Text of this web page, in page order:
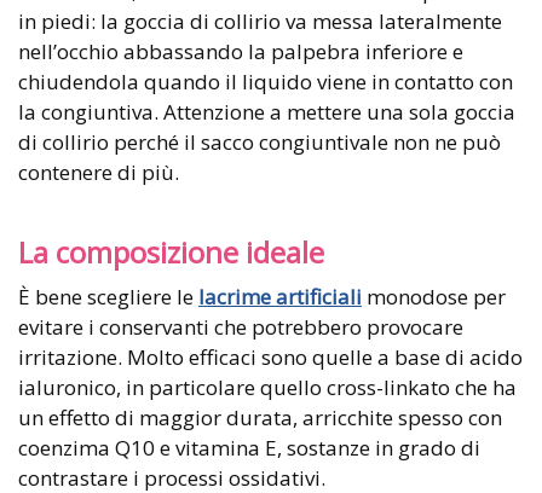
in piedi: la goccia di collirio va messa lateralmente
nell’occhio abbassando la palpebra inferiore e
chiudendola quando il liquido viene in contatto con
la congiuntiva. Attenzione a mettere una sola goccia
di collirio perché il sacco congiuntivale non ne può
contenere di più.
La composizione ideale
È bene scegliere le lacrime artificiali monodose per
evitare i conservanti che potrebbero provocare
irritazione. Molto efficaci sono quelle a base di acido
ialuronico, in particolare quello cross-linkato che ha
un effetto di maggior durata, arricchite spesso con
coenzima Q10 e vitamina E, sostanze in grado di
contrastare i processi ossidativi.